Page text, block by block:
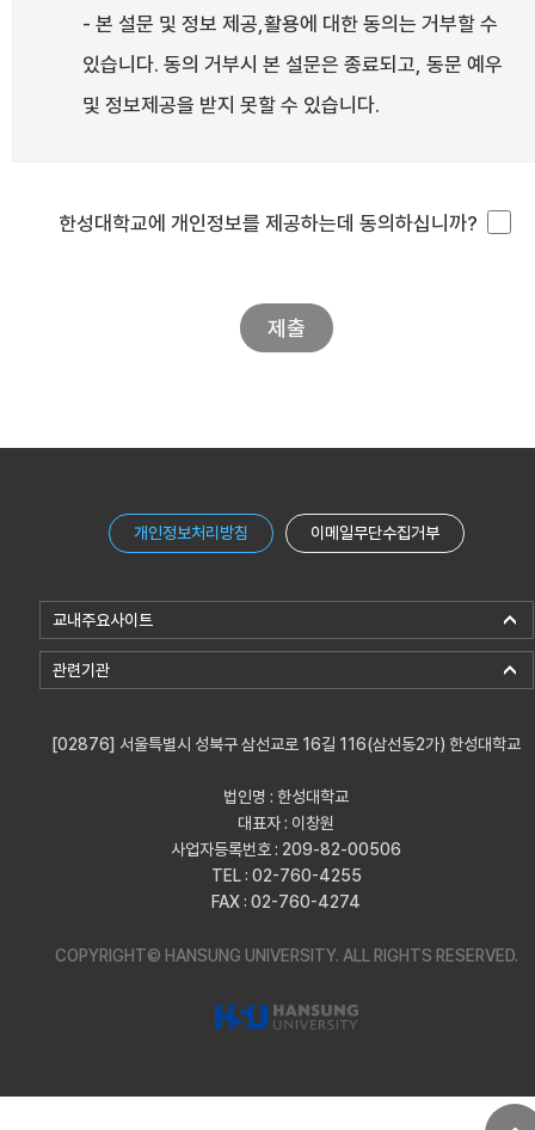
- 본 설문 및 정보 제공,활용에 대한 동의는 거부할 수
있습니다. 동의 거부시 본 설문은 종료되고, 동문 예우
및 정보제공을 받지 못할 수 있습니다.
한성대학교에 개인정보를 제공하는데 동의하십니까?
개인정보처리방침 이메일무단수집거부
교내주요사이트
관련기관
[02876] 서울특별시 성북구 삼선교로 16길 116(삼선동2가) 한성대학교
법인명 : 한성대학교
대표자 : 이창원
사업자등록번호 : 209-82-00506
TEL : 02-760-4255
FAX : 02-760-4274
COPYRIGHT© HANSUNG UNIVERSITY. ALL RIGHTS RESERVED.